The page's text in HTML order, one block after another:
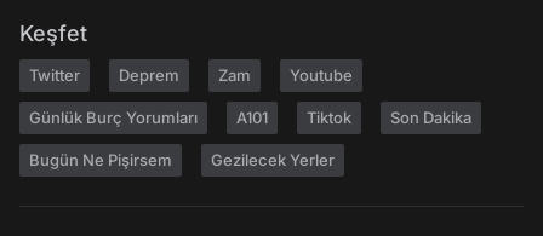
Keşfet
Twitter Deprem Zam Youtube
Günlük Burç Yorumları A101 Tiktok Son Dakika
Bugün Ne Pişirsem Gezilecek Yerler